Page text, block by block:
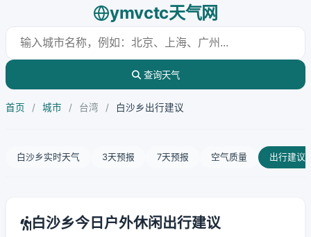
ymvctc天气网
查询天气
首页 / 城市 / 台湾 / 白沙乡出行建议
白沙乡实时天气 3天预报 7天预报 空气质量 出行建议
白沙乡今日户外休闲出行建议